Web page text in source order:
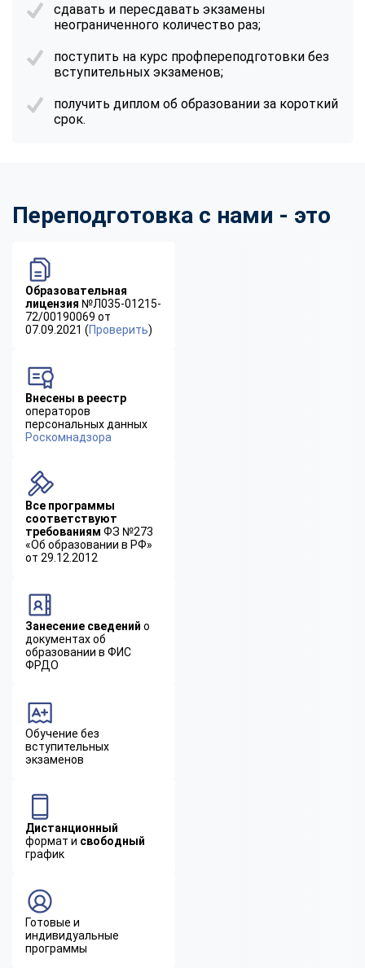
сдавать и пересдавать экзамены
неограниченного количество раз;
поступить на курс профпереподготовки без
вступительных экзаменов;
получить диплом об образовании за короткий
срок.
Переподготовка с нами - это
Образовательная
лицензия №Л035-01215-
72/00190069 от
07.09.2021 (Проверить)
Внесены в реестр
операторов
персональных данных
Роскомнадзора
Все программы
соответствуют
требованиям ФЗ №273
«Об образовании в РФ»
от 29.12.2012
Занесение сведений о
документах об
образовании в ФИС
ФРДО
Обучение без
вступительных
экзаменов
Дистанционный
формат и свободный
график
Готовые и
индивидуальные
программы